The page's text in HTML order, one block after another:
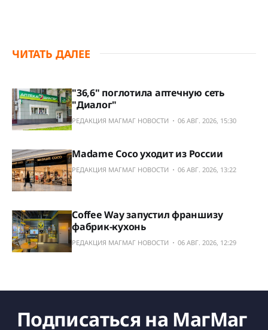
ЧИТАТЬ ДАЛЕЕ
"36,6" поглотила аптечную сеть
"Диалог"
РЕДАКЦИЯ МАГМАГ НОВОСТИ 06 АВГ. 2026, 15:30
Madame Coco уходит из России
РЕДАКЦИЯ МАГМАГ НОВОСТИ 06 АВГ. 2026, 13:22
Сoffee Way запустил франшизу
фабрик-кухонь
РЕДАКЦИЯ МАГМАГ НОВОСТИ 06 АВГ. 2026, 12:29
Подписаться на МагМаг